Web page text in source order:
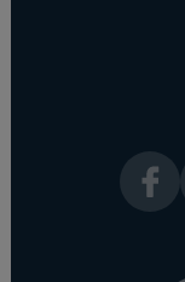
InstagramTikTok